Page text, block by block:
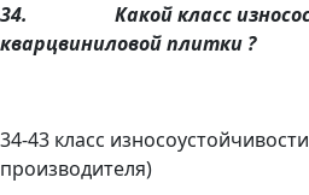
34. Какой класс
кварцвиниловой плитки ?
34-43 класс
производителя)